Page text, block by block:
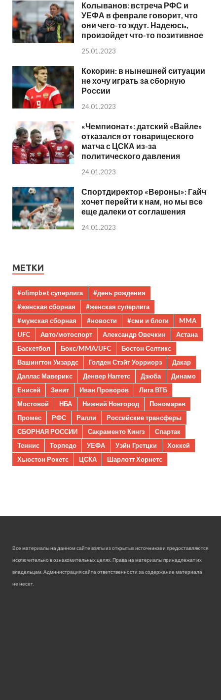
Колыванов: встреча РФС и
УЕФА в феврале говорит, что
они чего-то ждут. Надеюсь,
произойдет что-то позитивное
25.01.2023
Кокорин: в нынешней ситуации
не хочу играть за сборную
России
24.01.2023
«Чемпионат»: датский «Вайле»
отказался от товарищеского
матча с ЦСКА из-за
политического давления
24.01.2023
Спортдиректор «Вероны»: Гайч
хочет перейти к нам, но мы все
еще далеки от соглашения
24.01.2023
МЕТКИ
#olimpbet суперлига
#день рождения
#женская сборная
#женская суперлига
#мужская сборная
#новости #сми и блоги
MMA
UFC
Авто/мотоспорт Александр Овечкин
Астана
Баскетбол
Бокс/MMA/UFC
Бостон Селтикс
Вашингтон Уизардс
Голден Стэйт Уорриорз
Дакар
Даллас Маверикс
Денвер Наггетс Дзюба
Динамо
Енисей
Зенит Иван Проворов
Лига ВТБ
Мостовой
НБА Нижний Новгород
Пономарев
Промес
РФС Ралли
Российские трансферы
СБОРНАЯ РОССИИ
Сакраменто Кингз
Спартак
Теннис
Торпедо УЕФА Уэйн Гретцки
Хоккей
Хьюстон Рокетс
ЦСКА Шарлотт Хорнетс
Все материалы на данном сайте взяты из открытых источников и предоставляются
исключительно в ознакомительных целях. Права на материалы принадлежат их
владельцам. Администрация сайта ответственности за содержание материала
не несет.